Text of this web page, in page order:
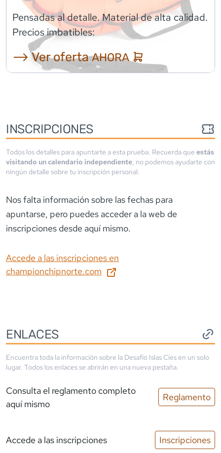
Pensadas al detalle. Material de alta calidad.
Precios imbatibles:
⟶ Ver ofertaAHORA
INSCRIPCIONES
Todos los detalles para apuntarte a esta prueba. Recuerda que estás
visitando un calendario independiente, no podemos ayudarte con
ningún detalle sobre tu inscripción personal.
Nos falta información sobre las fechas para
apuntarse, pero puedes acceder a la web de
inscripciones desde aquí mismo.
Accede a las inscripciones en
championchipnorte.com
ENLACES
Encuentra toda la información sobre la Desafío Islas Cíes en un solo
lugar. Todos los enlaces se abrirán en una nueva pestaña.
Consulta el reglamento completo
aquí mismo
Reglamento
Accede a las inscripciones Inscripciones